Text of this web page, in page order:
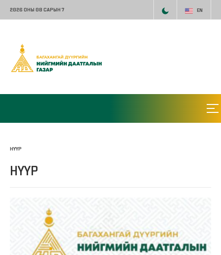
2026 ОНЫ 08 САРЫН 7 EN
НҮҮР
НҮҮР